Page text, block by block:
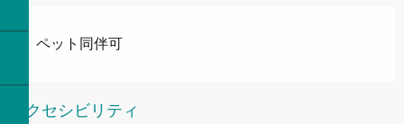
ペット同伴可
アクセシビリティ